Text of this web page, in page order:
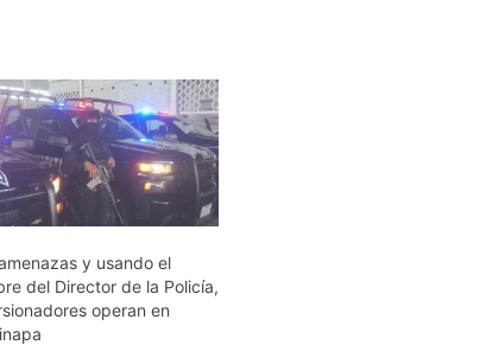
y usando el
del Director de la Policía,
operan en